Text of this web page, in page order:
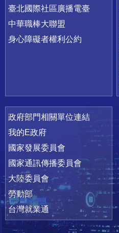
臺北國際社區廣播電臺
中華職棒大聯盟
身心障礙者權利公約
政府部門相關單位連結
我的E政府
國家發展委員會
國家通訊傳播委員會
大陸委員會
勞動部
台灣就業通